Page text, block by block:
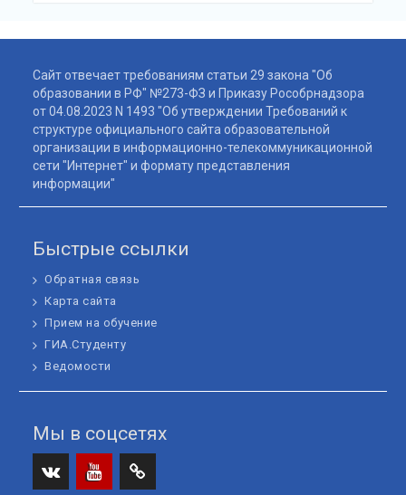
Сайт отвечает требованиям статьи 29 закона "Об
образовании в РФ" №273-ФЗ и Приказу Рособрнадзора
от 04.08.2023 N 1493 "Об утверждении Требований к
структуре официального сайта образовательной
организации в информационно-телекоммуникационной
сети "Интернет" и формату представления
информации"
Быстрые ссылки
Обратная связь
Карта сайта
Прием на обучение
ГИА.Студенту
Ведомости
Мы в соцсетях